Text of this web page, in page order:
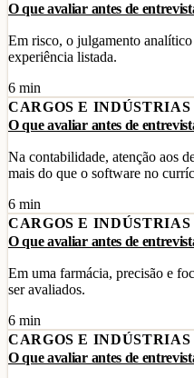
O que avaliar antes de
Em risco, o julgamento
experiência listada.
6 min
CARGOS E INDÚSTRIAS
O que avaliar antes de
Na contabilidade, atenção aos
mais do que o software no
6 min
CARGOS E INDÚSTRIAS
O que avaliar antes de
Em uma farmácia, precisão e
ser avaliados.
6 min
CARGOS E INDÚSTRIAS
O que avaliar antes de